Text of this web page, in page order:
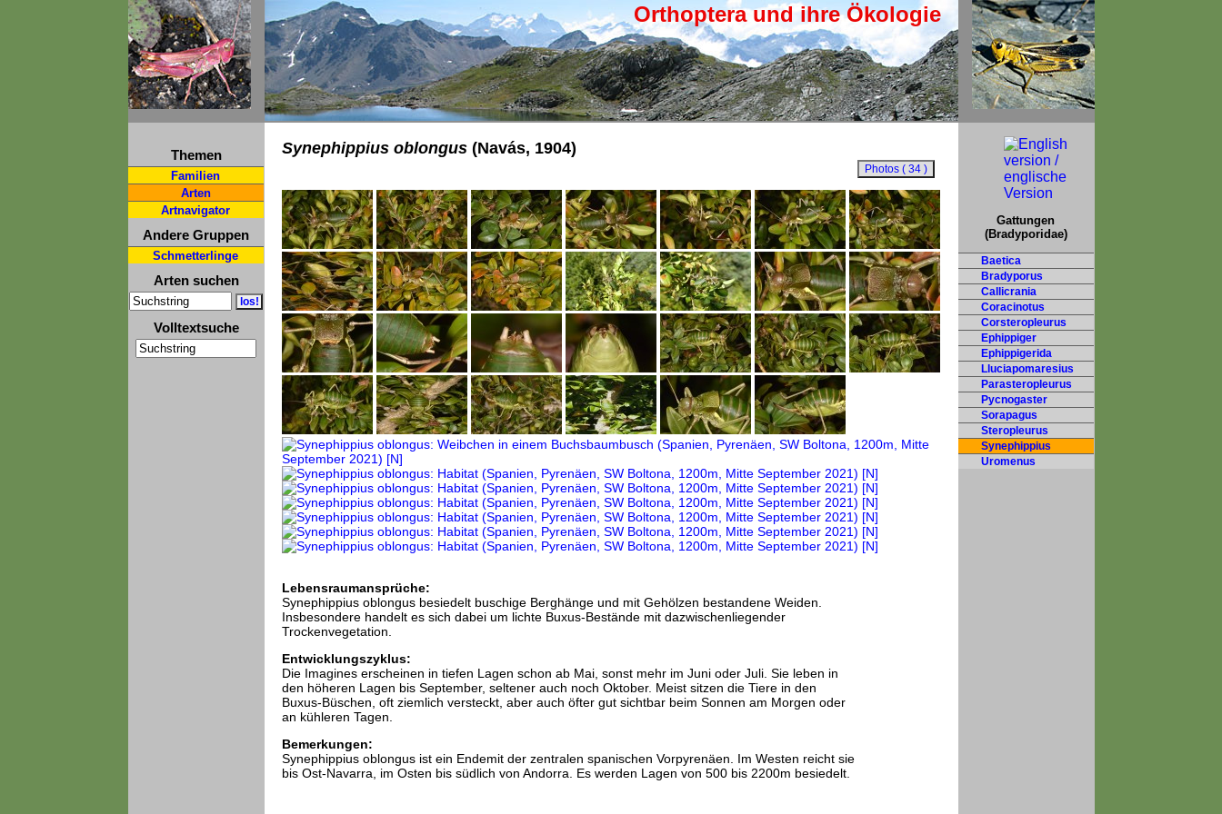
Orthoptera und ihre Ökologie
Themen
Familien
Arten
Artnavigator
Andere Gruppen
Schmetterlinge
Arten suchen
Volltextsuche
Synephippius oblongus(Navás, 1904)
Lebensraumansprüche:
Synephippius oblongus besiedelt buschige Berghänge und mit Gehölzen bestandene Weiden.
Insbesondere handelt es sich dabei um lichte Buxus-Bestände mit dazwischenliegender
Trockenvegetation.
Entwicklungszyklus:
Die Imagines erscheinen in tiefen Lagen schon ab Mai, sonst mehr im Juni oder Juli. Sie leben in
den höheren Lagen bis September, seltener auch noch Oktober. Meist sitzen die Tiere in den
Buxus-Büschen, oft ziemlich versteckt, aber auch öfter gut sichtbar beim Sonnen am Morgen oder
an kühleren Tagen.
Bemerkungen:
Synephippius oblongus ist ein Endemit der zentralen spanischen Vorpyrenäen. Im Westen reicht sie
bis Ost-Navarra, im Osten bis südlich von Andorra. Es werden Lagen von 500 bis 2200m besiedelt.
Gattungen
(Bradyporidae)
Baetica
Bradyporus
Callicrania
Coracinotus
Corsteropleurus
Ephippiger
Ephippigerida
Lluciapomaresius
Parasteropleurus
Pycnogaster
Sorapagus
Steropleurus
Synephippius
Uromenus